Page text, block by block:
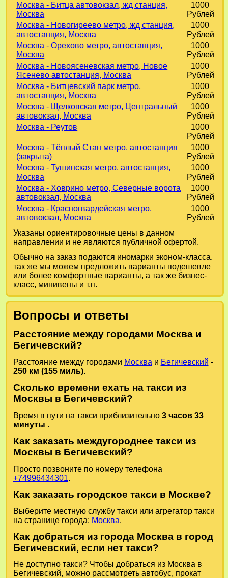
Москва - Битца автовокзал, жд станция,
Москва
1000
Рублей
Москва - Новогиреево метро, жд станция,
автостанция, Москва
1000
Рублей
Москва - Орехово метро, автостанция,
Москва
1000
Рублей
Москва - Новоясеневская метро, Новое
Ясенево автостанция, Москва
1000
Рублей
Москва - Битцевский парк метро,
автостанция, Москва
1000
Рублей
Москва - Щелковская метро, Центральный
автовокзал, Москва
1000
Рублей
Москва - Реутов
1000
Рублей
Москва - Тёплый Стан метро, автостанция
(закрыта)
1000
Рублей
Москва - Тушинская метро, автостанция,
Москва
1000
Рублей
Москва - Ховрино метро, Северные ворота
автовокзал, Москва
1000
Рублей
Москва - Красногвардейская метро,
автовокзал, Москва
1000
Рублей
Указаны ориентировочные цены в данном
направлении и не являются публичной офертой.
Обычно на заказ подаются иномарки эконом-класса,
так же мы можем предложить варианты подешевле
или более комфортные варианты, а так же бизнес-
класс, минивены и т.п.
Вопросы и ответы
Расстояние между городами Москва и
Бегичевский?
Расстояние между городами Москва и Бегичевский -
250 км (155 миль).
Сколько времени ехать на такси из
Москвы в Бегичевский?
Время в пути на такси приблизительно 3 часов 33
минуты .
Как заказать междугороднее такси из
Москвы в Бегичевский?
Просто позвоните по номеру телефона
+74996434301.
Как заказать городское такси в Москве?
Выберите местную службу такси или агрегатор такси
на странице города: Москва.
Как добраться из города Москва в город
Бегичевский, если нет такси?
Не доступно такси? Чтобы добраться из Москва в
Бегичевский, можно рассмотреть автобус, прокат